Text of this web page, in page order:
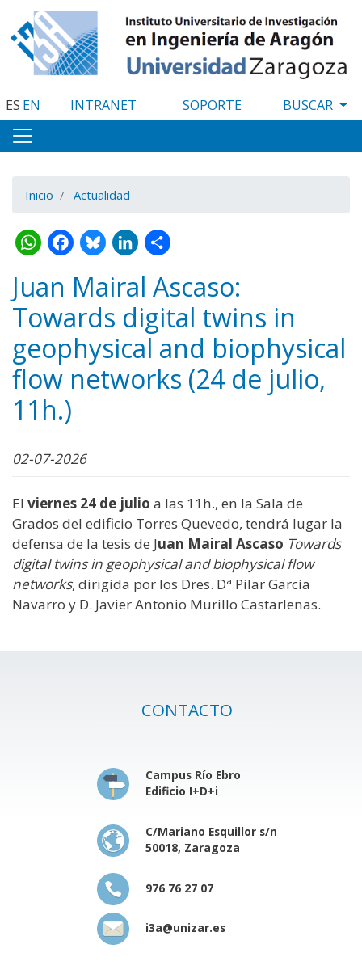
al
contenido
principal
ES EN INTRANET SOPORTE
Inicio Actualidad
WhatsApp
Facebook
Bluesky
LinkedIn
Share
Juan Mairal Ascaso:
Towards digital twins in
geophysical and biophysical
flow networks (24 de julio,
11h.)
02-07-2026
El viernes 24 de julio a las 11h., en la Sala de
Grados del edificio Torres Quevedo, tendrá lugar la
defensa de la tesis de Juan Mairal Ascaso Towards
digital twins in geophysical and biophysical flow
networks, dirigida por los Dres. Dª Pilar García
Navarro y D. Javier Antonio Murillo Castarlenas.
CONTACTO
Campus Río Ebro
Edificio I+D+i
C/Mariano Esquillor s/n
50018, Zaragoza
976 76 27 07
i3a@unizar.es